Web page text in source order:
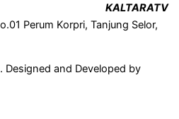
KALTARATV
Perum Korpri, Tanjung Selor,
Designed and Developed by